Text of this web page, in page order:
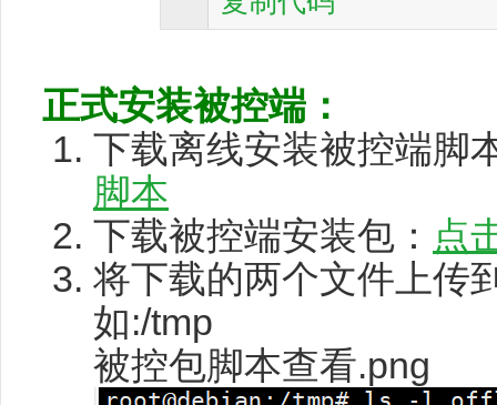
正式安装被控端：
下载离线安装被控端脚
脚本
下载被控端安装包： 点
将下载的两个文件上传
如:/tmp
被控包脚本查看.png